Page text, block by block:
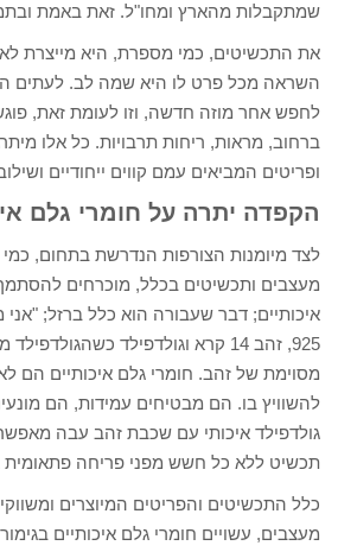
שמתקבלות מהארץ ומחו"ל. זאת באמת
את התכשיטים, כמי מספרת, היא מייצרת
השראה מכל פרט לו היא שמה לב. לעתים
לחפש אחר מוזה חדשה, וזו לעומת זאת,
ברחוב, מראות, ריחות תרבויות. כל אלו
ופריטים המביאים עמם קווים ייחודיים
הקפדה יתרה על חומרי גלם
לצד מיומנות הצורפות הנדרשת בתחום,
מעצבים ותכשיטים בכלל, מוכרחים
איכותיים; דבר שעבורה הוא כלל ברזל;
925, זהב 14 קרא וגולדפילד
מסוימת של זהב. חומרי גלם איכותיים הם
להשוויץ בו. הם מבטיחים עמידות, הם מונעים
גולדפילד איכותי עם שכבת זהב עבה
תכשיט ללא כל חשש מפני פריחה פתאומית
כלל התכשיטים והפריטים המיוצרים
מעצבים, עשויים חומרי גלם איכותיים